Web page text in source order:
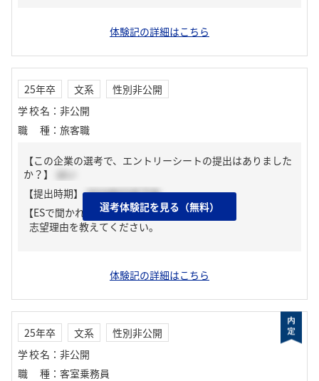
体験記の詳細はこちら
25年卒 文系
性別非公開
学校名 ： 非公開
職種 ： 旅客職
【この企業の選考で、エントリーシートの提出はありました
か？】
はい
【提出時期】 2024年03月下旬
【ESで聞かれた質問】
志望理由を教えてください。
体験記の詳細はこちら
選考体験記を見る（無料）
25年卒 文系
性別非公開
学校名 ： 非公開
職種 ： 客室乗務員